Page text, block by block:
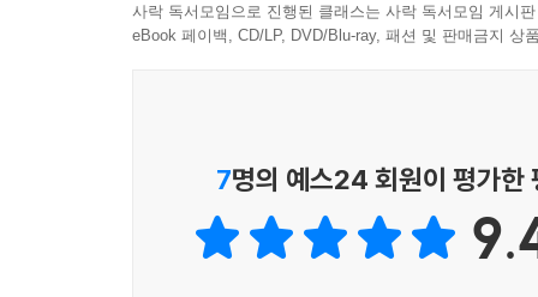
청소년 참정권이라는 혁명이 하나의 결실을 맺을
될 것이다. 그렇게 확장된 민주주의가 당사자뿐
다. 서로의 말에 귀를 기울이면서 함께 버텨야 한
--- p.215~216
남성 중심 사회에서 여자는 으레 남자들이 교환하
누군가를 배제하고 대상화해야만 성립 가능한
여성만이 아니며, 성소수자, 장애인, 하청노동
사락 독서모임으로 진행된 클래스는 사락 독서모임 게시
eBook 페이백, CD/LP, DVD/Blu-ray, 패션 및 판매금지 상
7명의 예스24 회원이 평가한